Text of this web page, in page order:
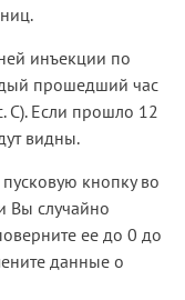
инъекции по
прошедший час
С). Если прошло 12
видны.
кнопку во
Вы случайно
ее до 0 до
данные о